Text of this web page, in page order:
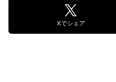
Xでシェア